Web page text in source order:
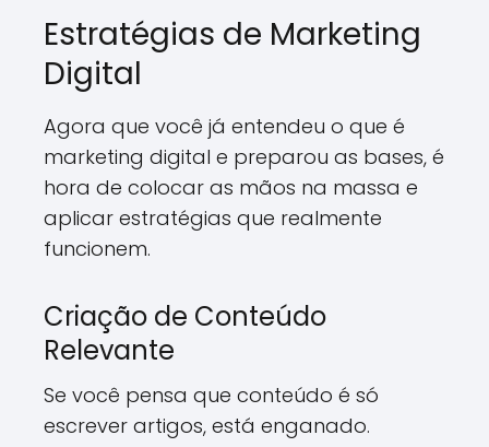
Estratégias de Marketing
Digital
Agora que você já entendeu o que é
marketing digital e preparou as bases, é
hora de colocar as mãos na massa e
aplicar estratégias que realmente
funcionem.
Criação de Conteúdo
Relevante
Se você pensa que conteúdo é só
escrever artigos, está enganado.